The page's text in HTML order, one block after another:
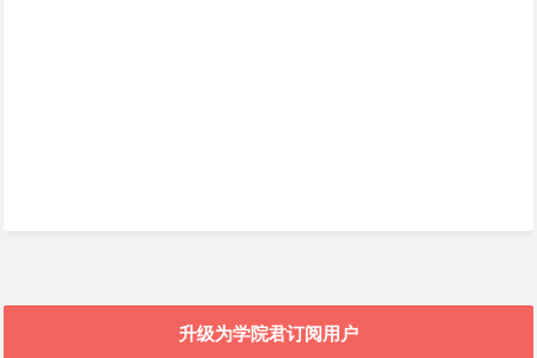
升级为学院君订阅用户